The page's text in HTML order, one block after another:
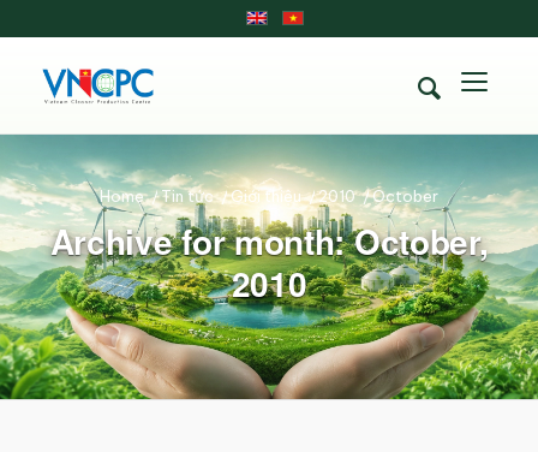
Archive for month: October,
2010
Home /Tin tức /Giới thiệu /2010 /October